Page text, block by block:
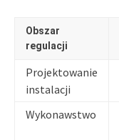
Obszar
regulacji
Projektowanie
instalacji
Wykonawstwo